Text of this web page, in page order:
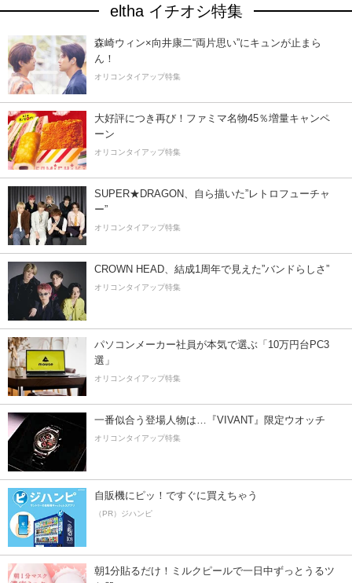
eltha イチオシ特集
森崎ウィン×向井康二“両片思い”にキュンが止まら
ん！
オリコンタイアップ特集
大好評につき再び！ファミマ名物45％増量キャンペ
ーン
オリコンタイアップ特集
SUPER★DRAGON、自ら描いた”レトロフューチャ
ー”
オリコンタイアップ特集
CROWN HEAD、結成1周年で見えた”バンドらしさ”
オリコンタイアップ特集
パソコンメーカー社員が本気で選ぶ「10万円台PC3
選」
オリコンタイアップ特集
一番似合う登場人物は…『VIVANT』限定ウオッチ
オリコンタイアップ特集
自販機にピッ！ですぐに買えちゃう
（PR）ジハンピ
朝1分貼るだけ！ミルクピールで一日中ずっとうるツ